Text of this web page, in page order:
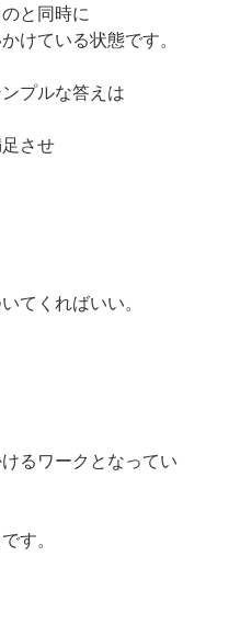
と同時に
けている状態です。
プルな答えは
させ
てくればいい。
るワークとなってい
す。